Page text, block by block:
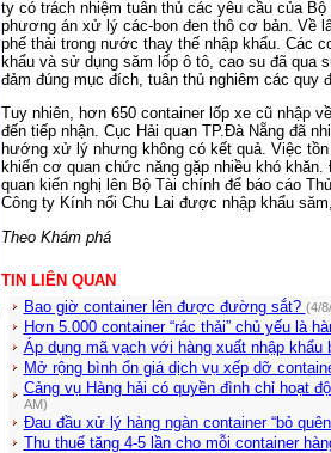
ty có trách nhiệm tuân thủ các yêu cầu của
phương án xử lý các-bon đen thô cơ bản. Về
phế thải trong nước thay thế nhập khẩu. Các
khẩu và sử dụng săm lốp ô tô, cao su đã qua
đảm đúng mục đích, tuân thủ nghiêm các quy
Tuy nhiên, hơn 650 container lốp xe cũ nhập
đến tiếp nhận. Cục Hải quan TP.Đà Nẵng đã
hướng xử lý nhưng không có kết quả. Việc
khiến cơ quan chức năng gặp nhiều khó
quan kiến nghị lên Bộ Tài chính để báo cáo
Công ty Kính nổi Chu Lai được nhập khẩu
Theo Khám phá
TIN LIÊN QUAN
Bao giờ container lên được đường sắt? (4/
Hơn 5.000 container “rác thải” chủ yếu là
Áp dụng mã vạch với hàng xuất nhập khẩu
Mở rộng bình ổn giá dịch vụ xếp dỡ
Cảng vụ Hàng hải có quyền đình chỉ hoạt
AM)
Đau đầu xử lý hàng ngàn container “bỏ
Thu thuế tăng 4-5 lần cho mỗi container